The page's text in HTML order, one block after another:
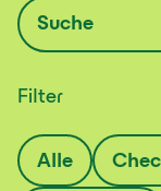
Filter
Alle